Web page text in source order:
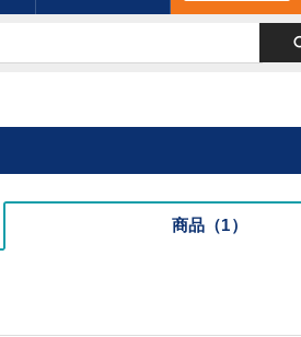
商品（1）